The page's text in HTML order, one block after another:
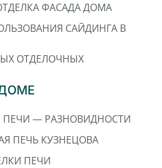
ФАСАДА ДОМА
САЙДИНГА В
ОТДЕЛОЧНЫХ
— РАЗНОВИДНОСТИ
ПЕЧЬ КУЗНЕЦОВА
ПЕЧИ